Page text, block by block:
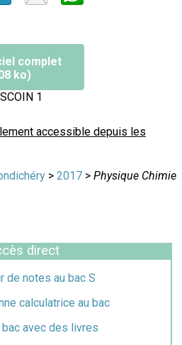
complet
ko)
1
accessible depuis les
> 2017 > Physique Chimie
direct
de notes au bac S
calculatrice au bac
avec des livres